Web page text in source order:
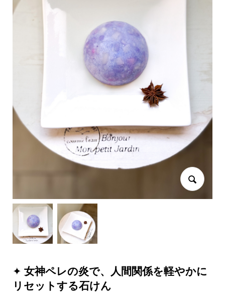
✦ 女神ペレの炎で、人間関係を軽やかに
リセットする石けん